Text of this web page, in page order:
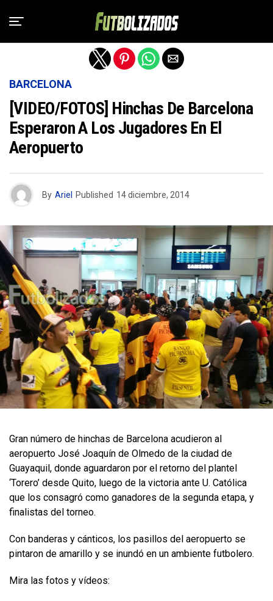
BARCELONA
[VIDEO/FOTOS] Hinchas De Barcelona
Esperaron A Los Jugadores En El
Aeropuerto
By Ariel Published 14 diciembre, 2014
Gran número de hinchas de Barcelona acudieron al
aeropuerto José Joaquín de Olmedo de la ciudad de
Guayaquil, donde aguardaron por el retorno del plantel
‘Torero’ desde Quito, luego de la victoria ante U. Católica
que los consagró como ganadores de la segunda etapa, y
finalistas del torneo.
Con banderas y cánticos, los pasillos del aeropuerto se
pintaron de amarillo y se inundó en un ambiente futbolero.
Mira las fotos y vídeos:
Salir de la versión móvil